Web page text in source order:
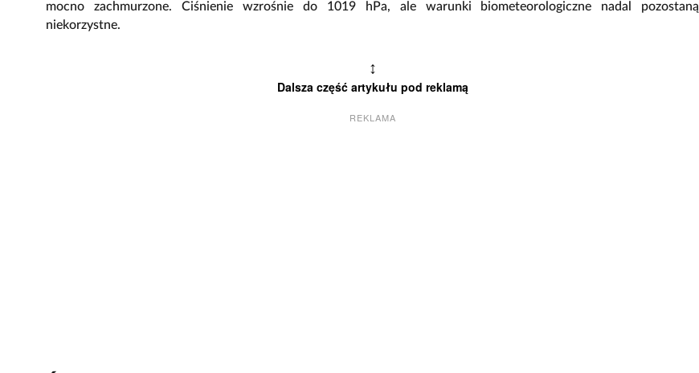
mocno zachmurzone. Ciśnienie wzrośnie do 1019 hPa, ale warunki biometeorologiczne nadal pozostaną
niekorzystne.
↕
Dalsza część artykułu pod reklamą
REKLAMA